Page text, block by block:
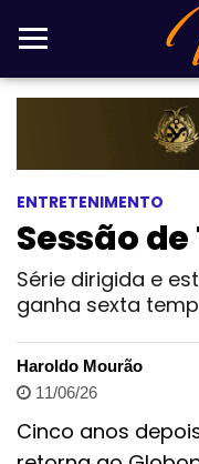
ENTRETENIMENTO
Sessão
Série dirigida e
ganha sexta
Haroldo Mourão
11/06/26
Cinco anos